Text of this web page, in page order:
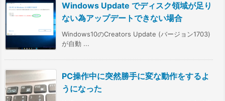
Windows Update でディスク領域が足り
ない為アップデートできない場合
Windows10のCreators Update (バージョン1703)
が自動 ...
PC操作中に突然勝手に変な動作をするよ
うになった